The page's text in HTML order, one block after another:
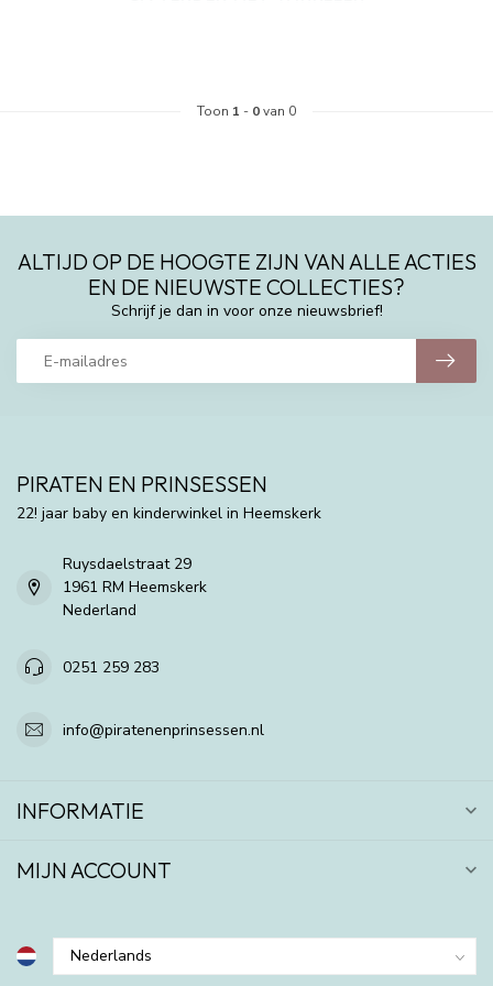
Toon 1 - 0van 0
ALTIJD OP DE HOOGTE ZIJN VAN ALLE ACTIES
EN DE NIEUWSTE COLLECTIES?
Schrijf je dan in voor onze nieuwsbrief!
PIRATEN EN PRINSESSEN
22! jaar baby en kinderwinkel in Heemskerk
Ruysdaelstraat 29
1961 RM Heemskerk
Nederland
0251 259 283
info@piratenenprinsessen.nl
INFORMATIE
MIJN ACCOUNT